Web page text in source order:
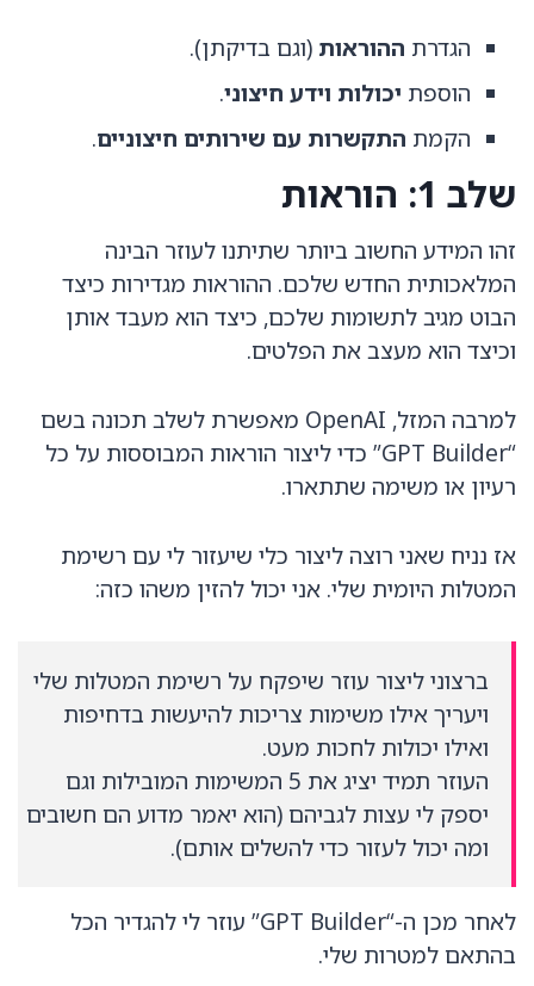
הגדרת ההוראות (וגם בדיקתן).
הוספת יכולות וידע חיצוני.
הקמת התקשרות עם שירותים חיצוניים.
שלב 1: הוראות
זהו המידע החשוב ביותר שתיתנו לעוזר הבינה
המלאכותית החדש שלכם. ההוראות מגדירות כיצד
הבוט מגיב לתשומות שלכם, כיצד הוא מעבד אותן
וכיצד הוא מעצב את הפלטים.
למרבה המזל, OpenAI מאפשרת לשלב תכונה בשם
“GPT Builder” כדי ליצור הוראות המבוססות על כל
רעיון או משימה שתתארו.
אז נניח שאני רוצה ליצור כלי שיעזור לי עם רשימת
המטלות היומית שלי. אני יכול להזין משהו כזה:
ברצוני ליצור עוזר שיפקח על רשימת המטלות שלי
ויעריך אילו משימות צריכות להיעשות בדחיפות
ואילו יכולות לחכות מעט.
העוזר תמיד יציג את 5 המשימות המובילות וגם
יספק לי עצות לגביהם (הוא יאמר מדוע הם חשובים
ומה יכול לעזור כדי להשלים אותם).
לאחר מכן ה-“GPT Builder” עוזר לי להגדיר הכל
בהתאם למטרות שלי.